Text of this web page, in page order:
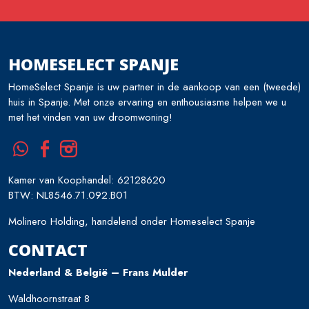
HOMESELECT SPANJE
HomeSelect Spanje is uw partner in de aankoop van een (tweede)
huis in Spanje. Met onze ervaring en enthousiasme helpen we u
met het vinden van uw droomwoning!
Kamer van Koophandel: 62128620
BTW: NL8546.71.092.B01
Molinero Holding, handelend onder Homeselect Spanje
CONTACT
Nederland & België – Frans Mulder
Waldhoornstraat 8